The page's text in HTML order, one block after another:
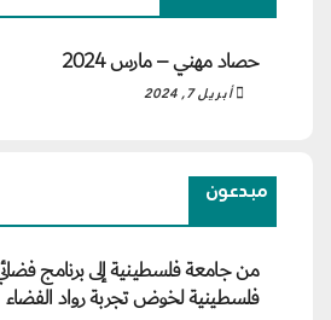
حصاد مهني – مارس 2024
أبريل 7, 2024
مبدعون
من جامعة فلسطينية إلى برنامج
فلسطينية لخوض تجربة رواد الفضاء